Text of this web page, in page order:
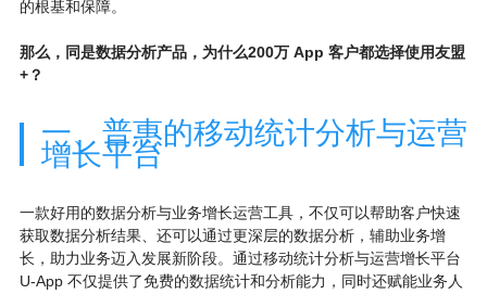
的根基和保障。
那么，同是数据分析产品，为什么200万 App 客户都选择使用友盟
+？
一、普惠的移动统计分析与运营
增长平台
一款好用的数据分析与业务增长运营工具，不仅可以帮助客户快速
获取数据分析结果、还可以通过更深层的数据分析，辅助业务增
长，助力业务迈入发展新阶段。通过移动统计分析与运营增长平台
U-App 不仅提供了免费的数据统计和分析能力，同时还赋能业务人